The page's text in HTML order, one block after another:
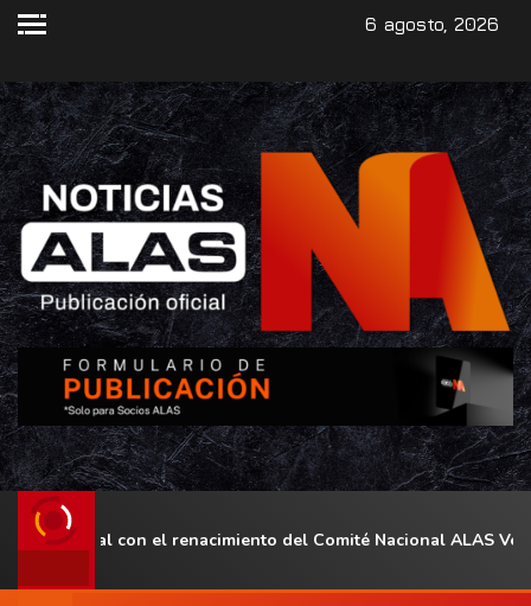
6 agosto, 2026
regional con el renacimiento del Comité Nacional ALAS